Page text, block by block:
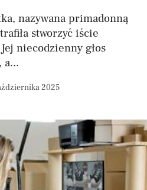
nazywana primadonną
stworzyć iście
niecodzienny głos
a...
2025